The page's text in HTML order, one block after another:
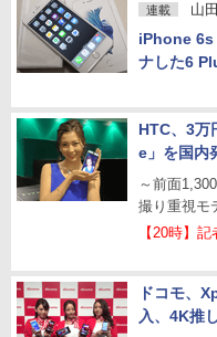
連載 山
iPhone 6s
ナした6
HTC、3万
e」を国内
～前面
撮り重視モ
【20時】
ドコモ、
入、4K推